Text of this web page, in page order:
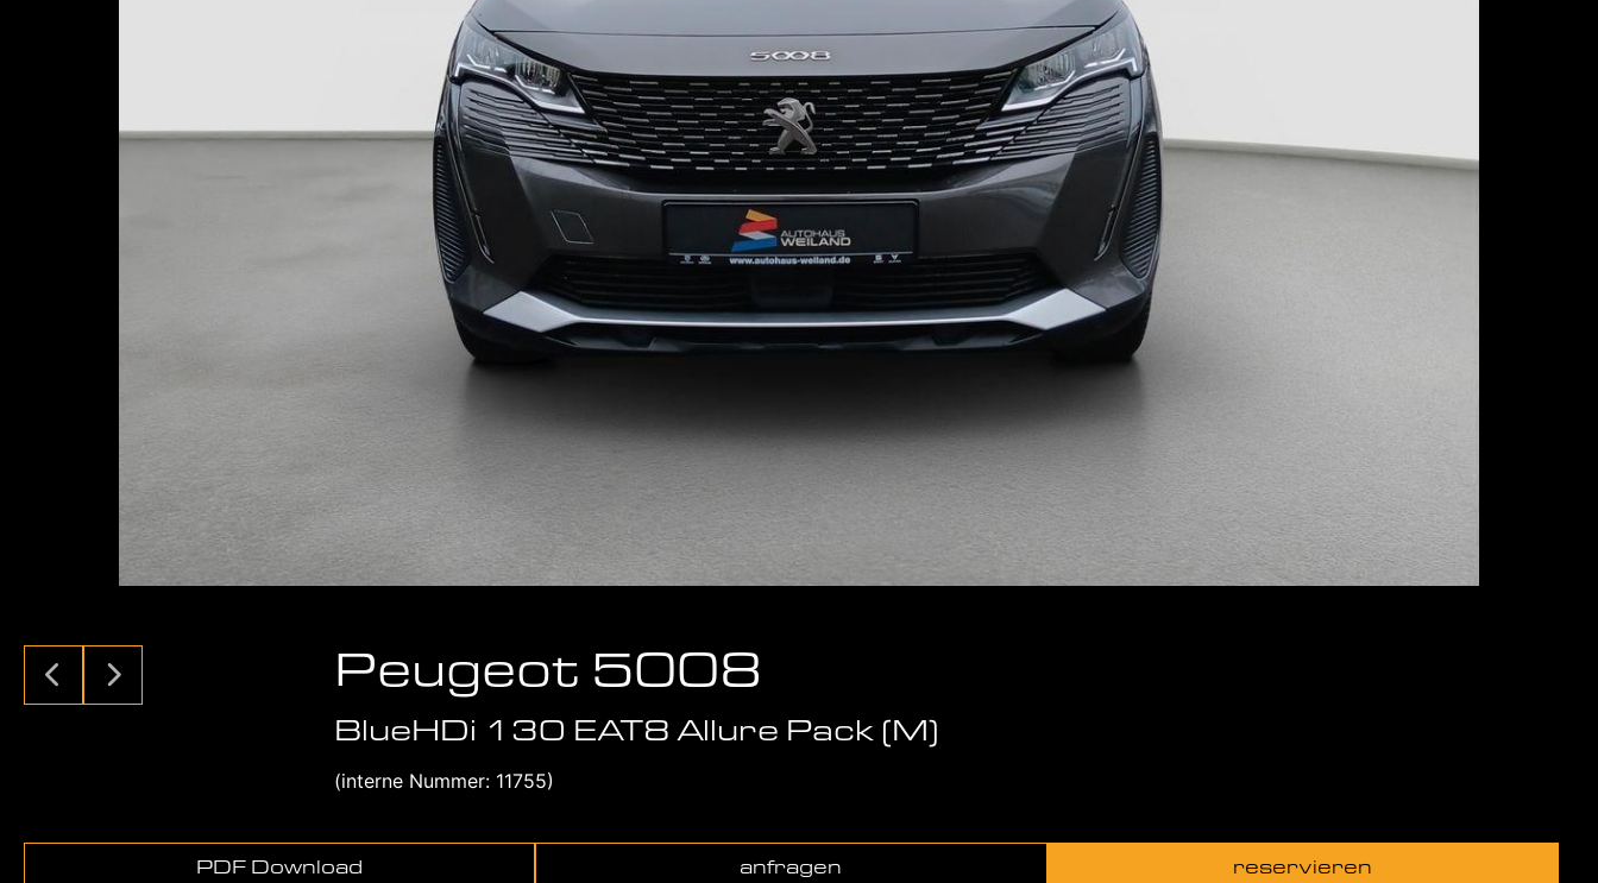
Peugeot 5008
BlueHDi 130 EAT8 Allure Pack (M)
(interne Nummer: 11755)
PDF Download anfragen reservieren